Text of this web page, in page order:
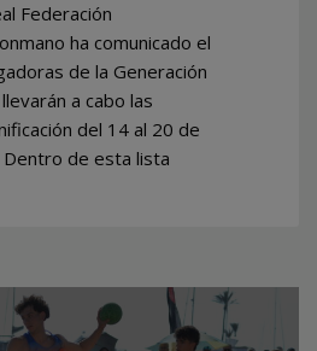
Federación
ha comunicado el
de la Generación
a cabo las
del 14 al 20 de
de esta lista